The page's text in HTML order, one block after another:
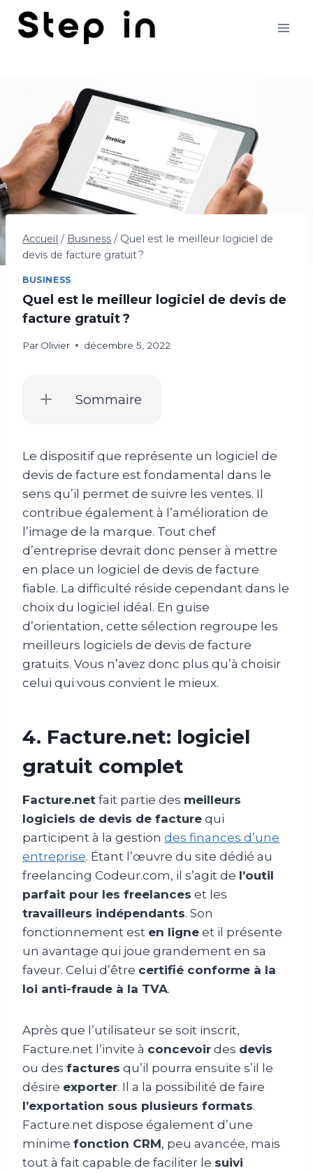
Aller
Accueil / Business / Quel est le meilleur logiciel de
devis de facture gratuit ?
BUSINESS
Quel est le meilleur logiciel de devis de
facture gratuit ?
Par Olivier décembre 5, 2022
Sommaire
Le dispositif que représente un logiciel de
devis de facture est fondamental dans le
sens qu’il permet de suivre les ventes. Il
contribue également à l’amélioration de
l’image de la marque. Tout chef
d’entreprise devrait donc penser à mettre
en place un logiciel de devis de facture
fiable. La difficulté réside cependant dans le
choix du logiciel idéal. En guise
d’orientation, cette sélection regroupe les
meilleurs logiciels de devis de facture
gratuits. Vous n’avez donc plus qu’à choisir
celui qui vous convient le mieux.
4. Facture.net: logiciel
gratuit complet
Facture.net fait partie des meilleurs
logiciels de devis de facture qui
participent à la gestion des finances d’une
entreprise. Étant l’œuvre du site dédié au
freelancing Codeur.com, il s’agit de l’outil
parfait pour les freelances et les
travailleurs indépendants. Son
fonctionnement est en ligne et il présente
un avantage qui joue grandement en sa
faveur. Celui d’être certifié conforme à la
loi anti-fraude à la TVA.
Après que l’utilisateur se soit inscrit,
Facture.net l’invite à concevoir des devis
ou des factures qu’il pourra ensuite s’il le
désire exporter. Il a la possibilité de faire
l’exportation sous plusieurs formats.
Facture.net dispose également d’une
minime fonction CRM, peu avancée, mais
tout à fait capable de faciliter le suivi